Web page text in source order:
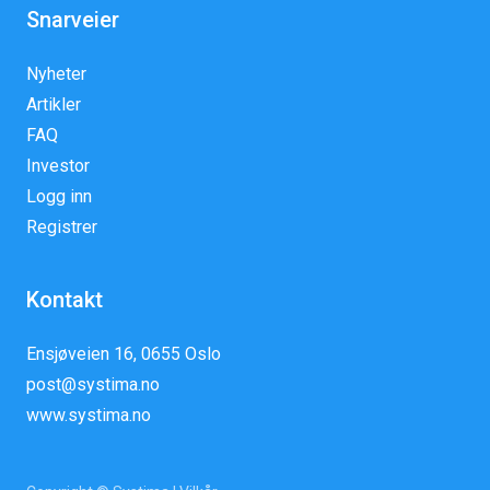
Snarveier
Nyheter
Artikler
FAQ
Investor
Logg inn
Registrer
Kontakt
Ensjøveien 16, 0655 Oslo
post@systima.no
www.systima.no